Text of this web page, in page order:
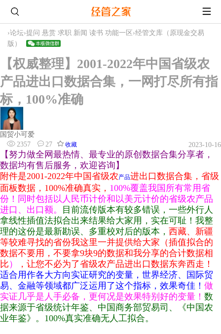
›论坛›提问 悬赏 求职 新闻 读书 功能一区 ›经管文库（原现金交易
版）
【权威整理】2001-2022年中国省级农
产品进出口数据合集，一网打尽所有指
标，100%准确
国贸小可爱
2357
27 收藏 2023-10-16
【努力做全网最热情、最专业的原创数据合集分享者，
数据均有售后服务，欢迎咨询】
附件是2001-2022年中国省级农产品进出口数据合集，省级
面板数据，100%准确真实， 100%覆盖我国所有常用省
份！同时包括以人民币计价和以美元计价的省级农产品
进口、出口额。 目前流传版本有较多错误，一些外行人
拿线性插值法拟合出来结果给大家用，实在可耻！我整
理的这份是最新勘误、多重校对后的版本， 西藏、新疆
等较难寻找的省份我这里一并提供给大家（插值拟合的
数据不要用，不要拿9块9的数据和我分享的合计数据相
比 ）
，让您不必为了省级农产品进出口数据东奔西走！
适合用作各大方向实证研究的变量，世界经济、国际贸
易、金融等领域都广泛运用了这个指标，效果奇佳！ 做
实证几乎是人手必备，更何况是效果特别好的变量！ 数
据来源于省级统计年鉴、 中国商务部贸易司、《中国农
业年鉴》。100%真实准确无人工拟合。